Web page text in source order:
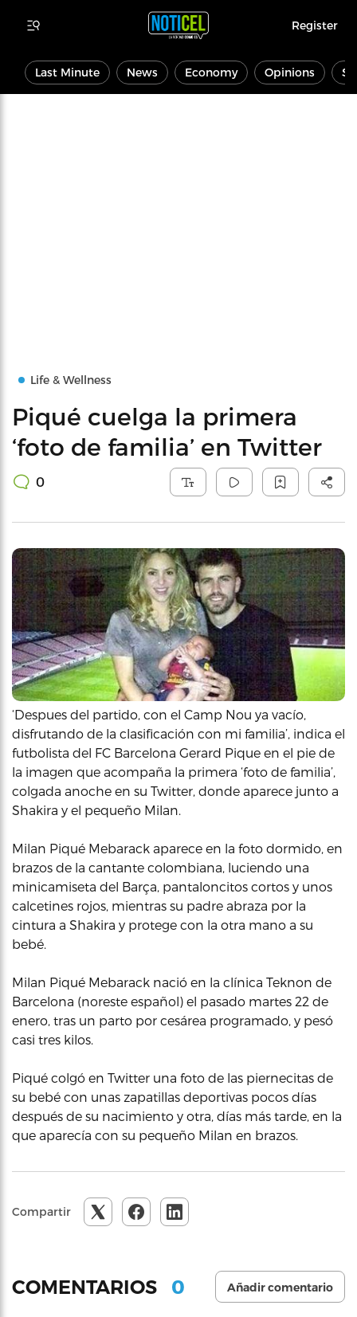
Register
Last Minute News Economy Opinions
Life & Wellness
Piqué cuelga la primera
‘foto de familia’ en Twitter
0
‘Despues del partido, con el Camp Nou ya vacío,
disfrutando de la clasificación con mi familia’, indica el
futbolista del FC Barcelona Gerard Pique en el pie de
la imagen que acompaña la primera ‘foto de familia’,
colgada anoche en su Twitter, donde aparece junto a
Shakira y el pequeño Milan.
Milan Piqué Mebarack aparece en la foto dormido, en
brazos de la cantante colombiana, luciendo una
minicamiseta del Barça, pantaloncitos cortos y unos
calcetines rojos, mientras su padre abraza por la
cintura a Shakira y protege con la otra mano a su
bebé.
Milan Piqué Mebarack nació en la clínica Teknon de
Barcelona (noreste español) el pasado martes 22 de
enero, tras un parto por cesárea programado, y pesó
casi tres kilos.
Piqué colgó en Twitter una foto de las piernecitas de
su bebé con unas zapatillas deportivas pocos días
después de su nacimiento y otra, días más tarde, en la
que aparecía con su pequeño Milan en brazos.
Compartir
COMENTARIOS 0 Añadir comentario